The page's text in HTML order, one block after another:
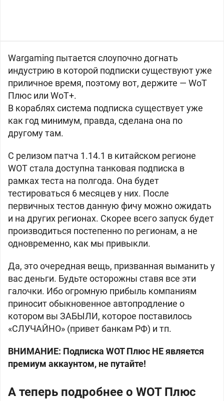
Wargaming пытается слоупочно догнать
индустрию в которой подписки существуют уже
приличное время, поэтому вот, держите — WoT
Плюс или WoT+.
В кораблях система подписка существует уже
как год минимум, правда, сделана она по
другому там.
С релизом патча 1.14.1 в китайском регионе
WOT стала доступна танковая подписка в
рамках теста на полгода. Она будет
тестироваться 6 месяцев у них. После
первичных тестов данную фичу можно ожидать
и на других регионах. Скорее всего запуск будет
производиться постепенно по регионам, а не
одновременно, как мы привыкли.
Да, это очередная вещь, призванная выманить у
вас деньги. Будьте осторожны ставя все эти
галочки. Ибо огромную прибыль компаниям
приносит обыкновенное автопродление о
котором вы ЗАБЫЛИ, которое поставилось
«СЛУЧАЙНО» (привет банкам РФ) и тп.
ВНИМАНИЕ: Подписка WOT Плюс НЕ является
премиум аккаунтом, не путайте!
А теперь подробнее о WOT Плюс